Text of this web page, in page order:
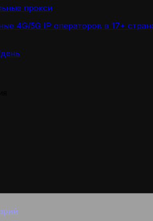
прокси
4G/5G IP операторов в 17+
день